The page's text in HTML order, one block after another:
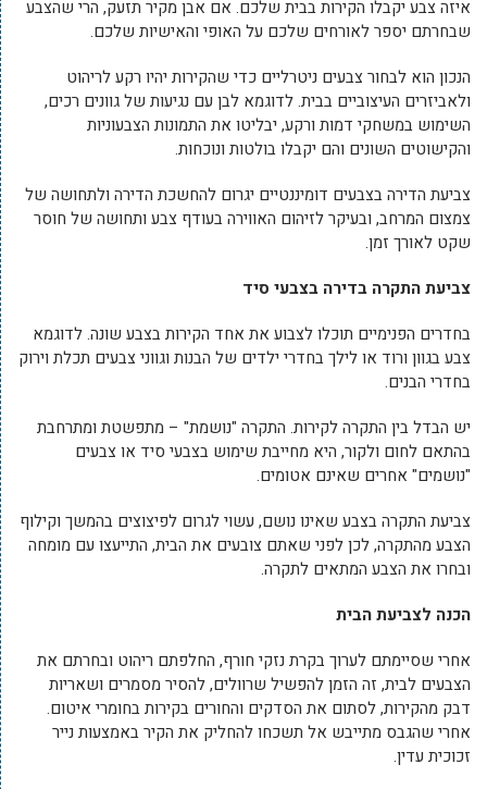
איזה צבע יקבלו הקירות בבית שלכם. אם אבן מקיר תזעק, הרי שהצבע
שבחרתם יספר לאורחים שלכם על האופי והאישיות שלכם.
הנכון הוא לבחור צבעים ניטרליים כדי שהקירות יהיו רקע לריהוט
ולאביזרים העיצוביים בבית. לדוגמא לבן עם נגיעות של גוונים רכים,
השימוש במשחקי דמות ורקע, יבליטו את התמונות הצבעוניות
והקישוטים השונים והם יקבלו בולטות ונוכחות.
צביעת הדירה בצבעים דומיננטיים יגרום להחשכת הדירה ולתחושה של
צמצום המרחב, ובעיקר לזיהום האווירה בעודף צבע ותחושה של חוסר
שקט לאורך זמן.
צביעת התקרה בדירה בצבעי סיד
בחדרים הפנימיים תוכלו לצבוע את אחד הקירות בצבע שונה. לדוגמא
צבע בגוון ורוד או לילך בחדרי ילדים של הבנות וגווני צבעים תכלת וירוק
בחדרי הבנים.
יש הבדל בין התקרה לקירות. התקרה "נושמת" – מתפשטת ומתרחבת
בהתאם לחום ולקור, היא מחייבת שימוש בצבעי סיד או צבעים
"נושמים" אחרים שאינם אטומים.
צביעת התקרה בצבע שאינו נושם, עשוי לגרום לפיצוצים בהמשך וקילוף
הצבע מהתקרה, לכן לפני שאתם צובעים את הבית, התייעצו עם מומחה
ובחרו את הצבע המתאים לתקרה.
הכנה לצביעת הבית
אחרי שסיימתם לערוך בקרת נזקי חורף, החלפתם ריהוט ובחרתם את
הצבעים לבית, זה הזמן להפשיל שרוולים, להסיר מסמרים ושאריות
דבק מהקירות, לסתום את הסדקים והחורים בקירות בחומרי איטום.
אחרי שהגבס מתייבש אל תשכחו להחליק את הקיר באמצעות נייר
זכוכית עדין.